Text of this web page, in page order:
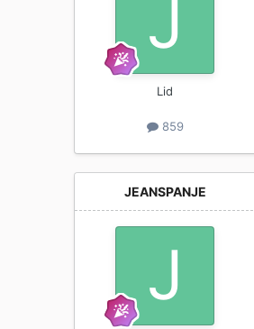
Lid
859
JEANSPANJE